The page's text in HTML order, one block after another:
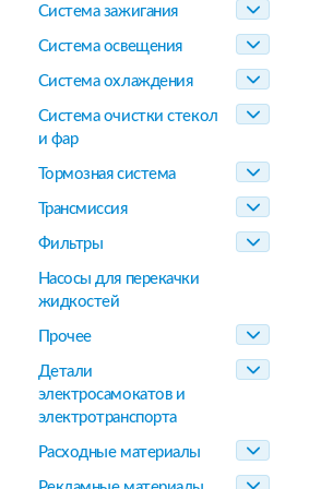
Система зажигания
Система освещения
Система охлаждения
Система очистки стекол
и фар
Тормозная система
Трансмиссия
Фильтры
Насосы для перекачки
жидкостей
Прочее
Детали
электросамокатов и
электротранспорта
Расходные материалы